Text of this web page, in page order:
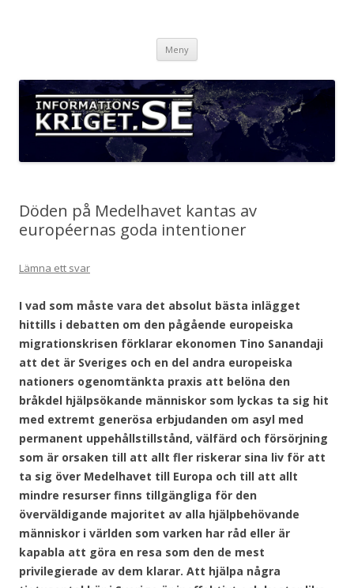
Meny
Döden på Medelhavet kantas av
européernas goda intentioner
Lämna ett svar
I vad som måste vara det absolut bästa inlägget
hittills i debatten om den pågående europeiska
migrationskrisen förklarar ekonomen Tino Sanandaji
att det är Sveriges och en del andra europeiska
nationers ogenomtänkta praxis att belöna den
bråkdel hjälpsökande människor som lyckas ta sig hit
med extremt generösa erbjudanden om asyl med
permanent uppehållstillstånd, välfärd och försörjning
som är orsaken till att allt fler riskerar sina liv för att
ta sig över Medelhavet till Europa och till att allt
mindre resurser finns tillgängliga för den
överväldigande majoritet av alla hjälpbehövande
människor i världen som varken har råd eller är
kapabla att göra en resa som den de mest
privilegierade av dem klarar. Att hjälpa några